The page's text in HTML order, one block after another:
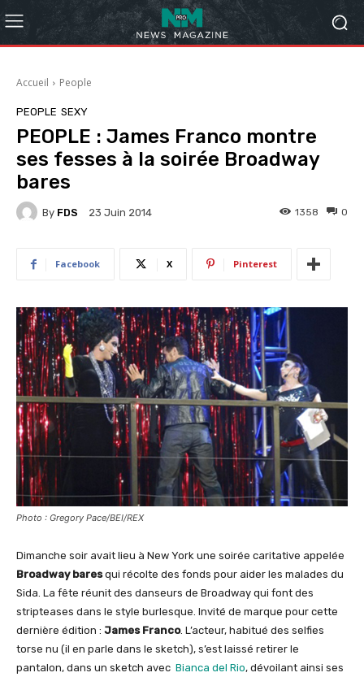
Accueil People
PEOPLE SEXY
PEOPLE : James Franco montre
ses fesses à la soirée Broadway
bares
By FDS 23 Juin 2014 0
1358
Facebook X Pinterest
Photo : Gregory Pace/BEI/REX
Dimanche soir avait lieu à New York une soirée caritative appelée
Broadway baresqui récolte des fonds pour aider les malades du
Sida. La fête réunit des danseurs de Broadway qui font des
stripteases dans le style burlesque. Invité de marque pour cette
dernière édition : James Franco. L’acteur, habitué des selfies
torse nu (il en parle dans le sketch), s’est laissé retirer le
pantalon, dans un sketch avec Bianca del Rio, dévoilant ainsi ses